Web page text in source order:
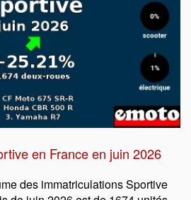
en France en juin 2026
des immatriculations Sportive